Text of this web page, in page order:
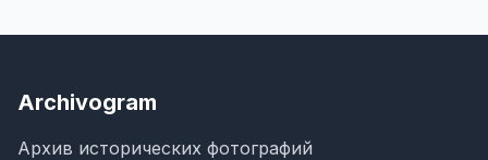
Archivogram
Архив исторических фотографий